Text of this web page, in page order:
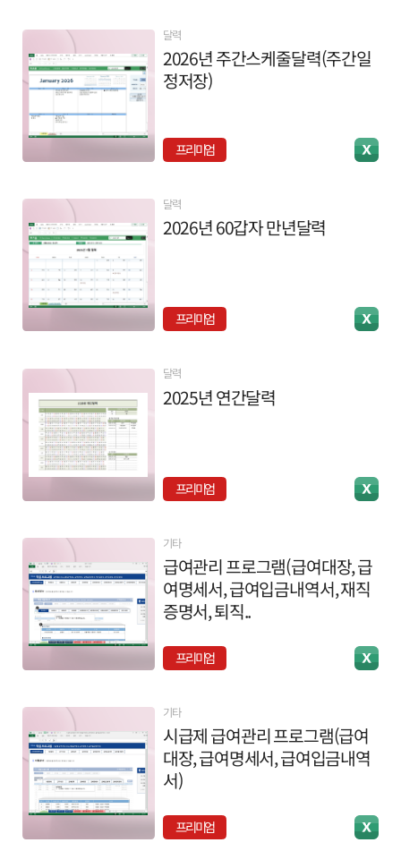
달력
2026년 주간스케줄달력(주간일
정저장)
프리미엄
달력
2026년 60갑자 만년달력
프리미엄
달력
2025년 연간달력
프리미엄
기타
급여관리 프로그램(급여대장, 급
여명세서, 급여입금내역서, 재직
증명서, 퇴직..
프리미엄
기타
시급제 급여관리 프로그램(급여
대장, 급여명세서, 급여입금내역
서)
프리미엄